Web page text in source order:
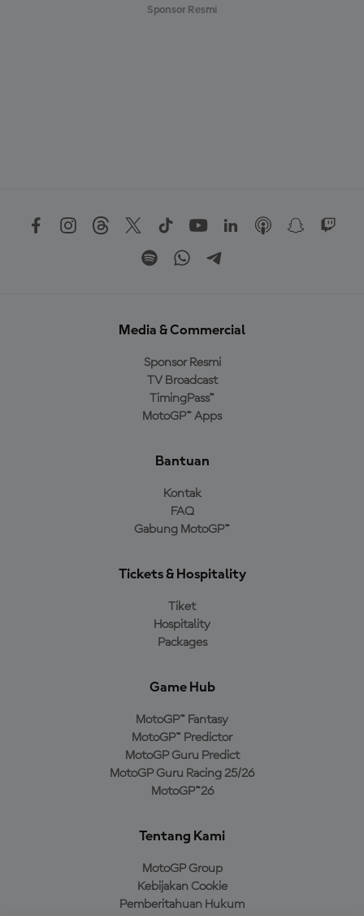
Sponsor Resmi
Media & Commercial
Sponsor Resmi
TV Broadcast
TimingPass™
MotoGP™ Apps
Bantuan
Kontak
FAQ
Gabung MotoGP™
Tickets & Hospitality
Tiket
Hospitality
Packages
Game Hub
MotoGP™ Fantasy
MotoGP™ Predictor
MotoGP Guru Predict
MotoGP Guru Racing 25/26
MotoGP™26
Tentang Kami
MotoGP Group
Kebijakan Cookie
Pemberitahuan Hukum